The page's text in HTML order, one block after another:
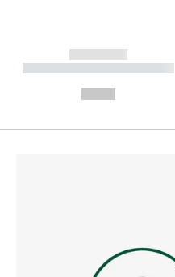
------------
----------- ----------- --------